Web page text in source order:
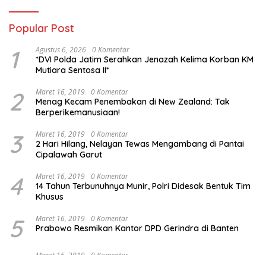
Popular Post
1 Agustus 6, 2026 0 Komentar
*DVI Polda Jatim Serahkan Jenazah Kelima Korban KM
Mutiara Sentosa II*
2 Maret 16, 2019 0 Komentar
Menag Kecam Penembakan di New Zealand: Tak
Berperikemanusiaan!
3 Maret 16, 2019 0 Komentar
2 Hari Hilang, Nelayan Tewas Mengambang di Pantai
Cipalawah Garut
4 Maret 16, 2019 0 Komentar
14 Tahun Terbunuhnya Munir, Polri Didesak Bentuk Tim
Khusus
5 Maret 16, 2019 0 Komentar
Prabowo Resmikan Kantor DPD Gerindra di Banten